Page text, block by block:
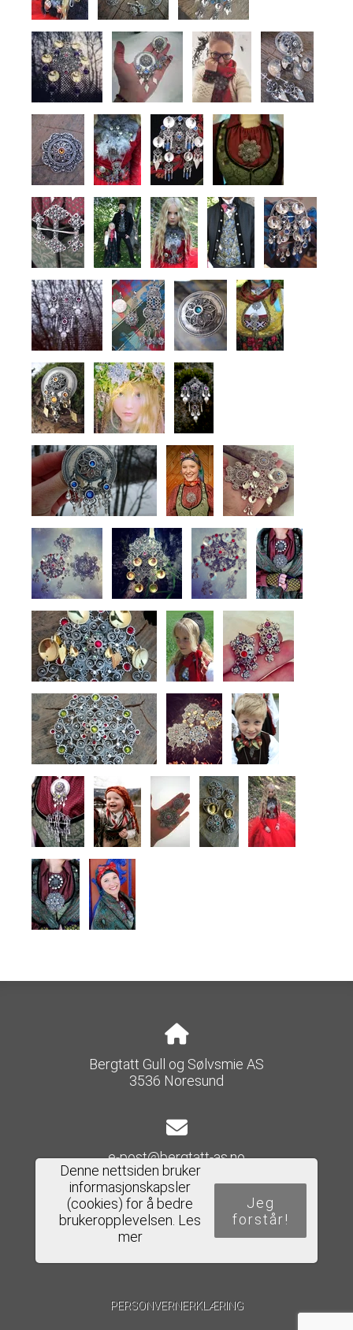
Bergtatt Gull og Sølvsmie AS
3536 Noresund
e-post@bergtatt-as.no
Del nettside
Denne nettsiden bruker
informasjonskapsler
(cookies) for å bedre
brukeropplevelsen. Les
mer
Jeg
forstår!
PERSONVERNERKLÆRING